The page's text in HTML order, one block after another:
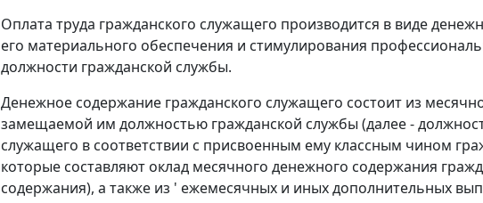
Оплата труда гражданского служащего производится в виде
его материального обеспечения и стимулирования
должности гражданской службы.
Денежное содержание гражданского служащего состоит из
замещаемой им должностью гражданской службы (далее -
служащего в соответствии с присвоенным ему классным чином
которые составляют оклад месячного денежного содержания
содержания), а также из ' ежемесячных и иных дополнительных